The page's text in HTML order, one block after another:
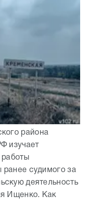
района
изучает
судимого за
деятельность
Ищенко. Как